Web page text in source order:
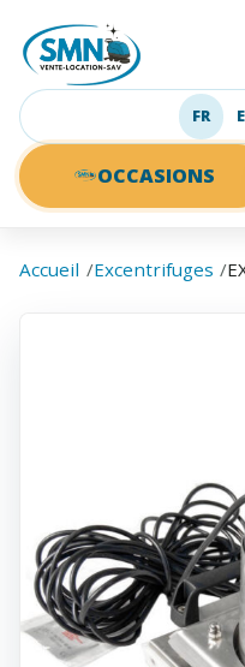
SMN
FR
OCCASIONS
Accueil Excentrifuges